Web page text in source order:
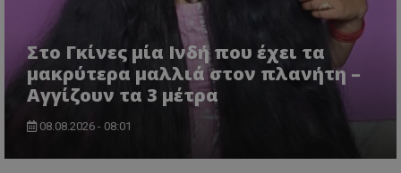
Στο Γκίνες μία Ινδή που έχει τα
μακρύτερα μαλλιά στον πλανήτη –
Αγγίζουν τα 3 μέτρα
08.08.2026 - 08:01
_ga_J7RS52TMNC
.tothemaonline.com
1 χρόνος 1
Αυτό